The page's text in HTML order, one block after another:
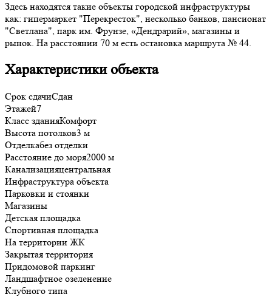
Здесь находятся такие объекты городской инфраструктуры
как: гипермаркет "Перекресток", несколько банков, пансионат
"Светлана", парк им. Фрунзе, «Дендрарий», магазины и
рынок. На расстоянии 70 м есть остановка маршрута № 44.
Характеристики объекта
Срок сдачиСдан
Этажей7
Класс зданияКомфорт
Высота потолков3 м
Отделкабез отделки
Расстояние до моря2000 м
Канализацияцентральная
Инфраструктура объекта
Парковки и стоянки
Магазины
Детская площадка
Спортивная площадка
На территории ЖК
Закрытая территория
Придомовой паркинг
Ландшафтное озеленение
Клубного типа